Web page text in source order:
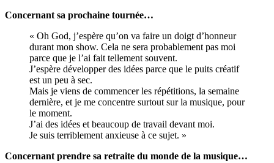
Concernant sa prochaine tournée…
« Oh God, j’espère qu’on va faire un doigt d’honneur
durant mon show. Cela ne sera probablement pas moi
parce que je l’ai fait tellement souvent.
J’espère développer des idées parce que le puits créatif
est un peu à sec.
Mais je viens de commencer les répétitions, la semaine
dernière, et je me concentre surtout sur la musique, pour
le moment.
J’ai des idées et beaucoup de travail devant moi.
Je suis terriblement anxieuse à ce sujet. »
Concernant prendre sa retraite du monde de la musique…